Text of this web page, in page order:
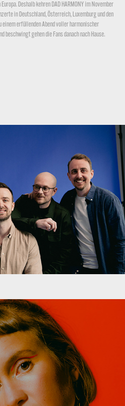
Deshalb kehren DAD HARMONY im November
in Deutschland, Österreich, Luxemburg und den
einem erfüllenden Abend voller harmonischer
beschwingt gehen die Fans danach nach Hause.